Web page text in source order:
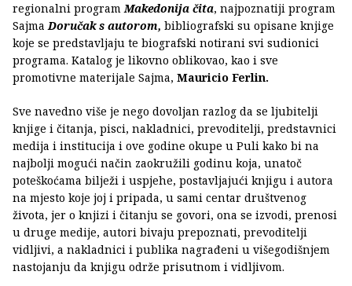
regionalni programMakedonija čita, najpoznatiji program
SajmaDoručak s autorom, bibliografski su opisane knjige
koje se predstavljaju te biografski notirani svi sudionici
programa. Katalog je likovno oblikovao, kao i sve
promotivne materijale Sajma, Mauricio Ferlin.
Sve navedno više je nego dovoljan razlog da se ljubitelji
knjige i čitanja, pisci, nakladnici, prevoditelji, predstavnici
medija i institucija i ove godine okupe u Puli kako bi na
najbolji mogući način zaokružili godinu koja, unatoč
poteškoćama bilježi i uspjehe, postavljajući knjigu i autora
na mjesto koje joj i pripada, u sami centar društvenog
života, jer o knjizi i čitanju se govori, ona se izvodi, prenosi
u druge medije, autori bivaju prepoznati, prevoditelji
vidljivi, a nakladnici i publika nagrađeni u višegodišnjem
nastojanju da knjigu održe prisutnom i vidljivom.